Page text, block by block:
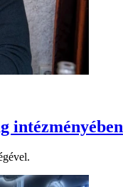
intézményében